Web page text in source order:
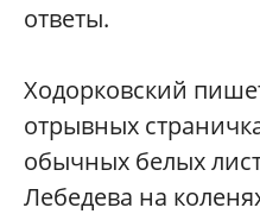
ответы.
Ходорковский
отрывных
обычных белых
Лебедева на